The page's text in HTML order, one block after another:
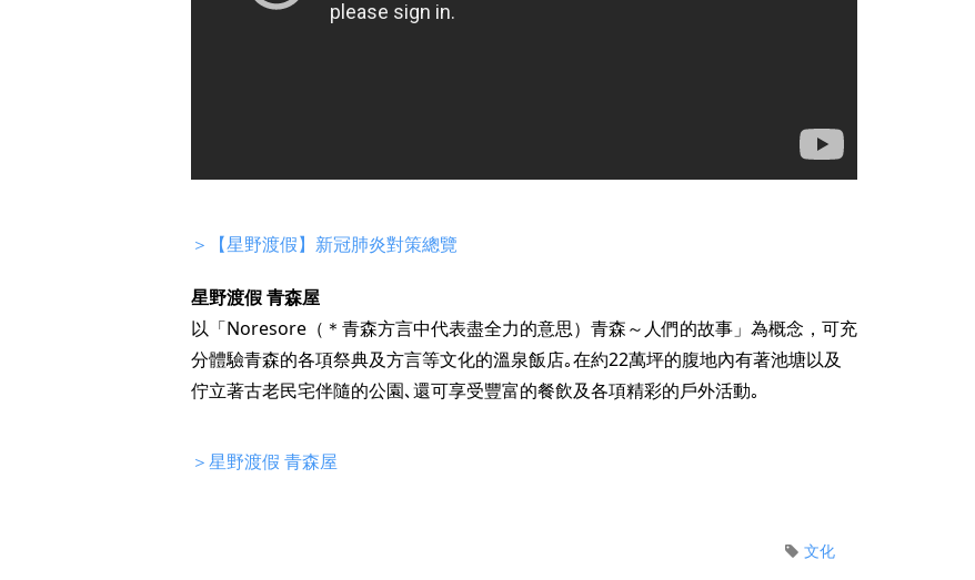
＞【星野渡假】新冠肺炎對策總覽
星野渡假 青森屋
以「Noresore（＊青森方言中代表盡全力的意思）青森～人們的故事」為概念，可充
分體驗青森的各項祭典及方言等文化的溫泉飯店｡在約22萬坪的腹地內有著池塘以及
佇立著古老民宅伴隨的公園､還可享受豐富的餐飲及各項精彩的戶外活動｡
＞星野渡假 青森屋
文化